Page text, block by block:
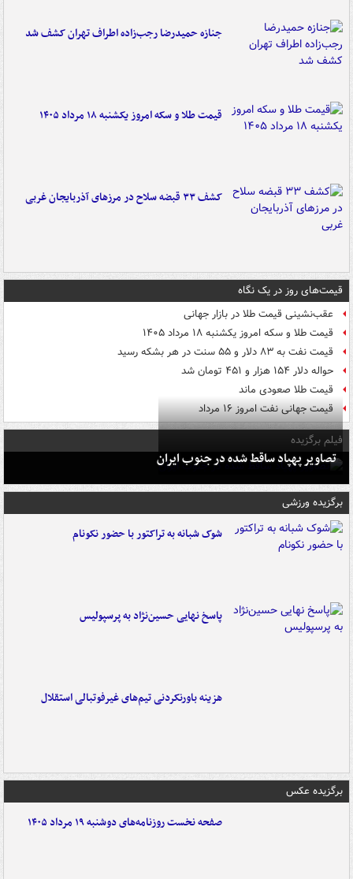
جنازه حمیدرضا رجب‌زاده اطراف تهران کشف شد
قیمت طلا و سکه امروز یکشنبه ۱۸ مرداد ۱۴۰۵
کشف ۳۳ قبضه سلاح در مرزهای آذربایجان غربی
قیمت‌های روز در یک نگاه
عقب‌نشینی قیمت طلا در بازار جهانی
قیمت طلا و سکه امروز یکشنبه ۱۸ مرداد ۱۴۰۵
قیمت نفت به ۸۳ دلار و ۵۵ سنت در هر بشکه رسید
حواله دلار ۱۵۴ هزار و ۴۵۱ تومان شد
قیمت طلا صعودی ماند
قیمت جهانی نفت امروز ۱۶ مرداد
فیلم برگزیده
تصاویر پهپاد ساقط شده در جنوب ایران
برگزیده ورزشی
شوک شبانه به تراکتور با حضور نکونام
پاسخ نهایی حسین‌نژاد به پرسپولیس
هزینه باورنکردنی تیم‌های غیرفوتبالی استقلال
برگزیده عکس
صفحه نخست روزنامه‌های دوشنبه ۱۹ مرداد ۱۴۰۵